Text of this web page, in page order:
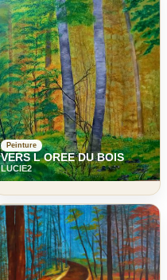
Peinture
VERS L OREE DU BOIS
LUCIE2